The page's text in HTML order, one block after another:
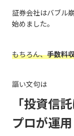
証券会社はバブル
始めました。
もちろん、手数料
謳い文句は
「投資信
プロが運用